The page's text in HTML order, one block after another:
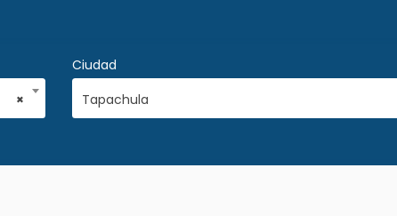
×
Ciudad
Tapachula